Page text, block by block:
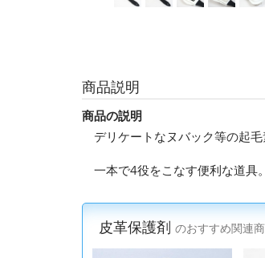
商品説明
商品の説明
デリケートなヌバック等の起毛
一本で4役をこなす便利な道具。
皮革保護剤 のおすすめ関連